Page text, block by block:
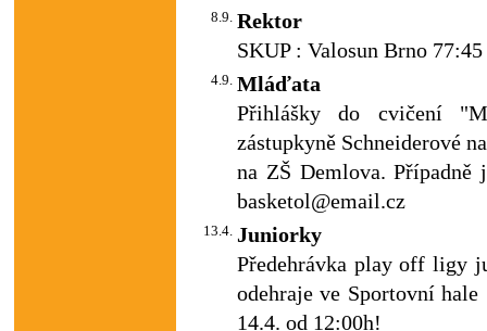
8.9. Rektor
SKUP : Valosun Brno 77:45
4.9. Mláďata
Přihlášky do cvičení
zástupkyně Schneiderové
na ZŠ Demlova.
basketol@email.cz
13.4. Juniorky
Předehrávka play off ligy
odehraje ve Sportovní
14.4. od 12:00h!